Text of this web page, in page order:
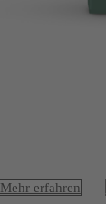
Mehr erfahren